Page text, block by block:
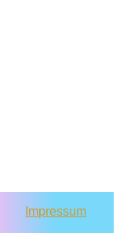
Impressum